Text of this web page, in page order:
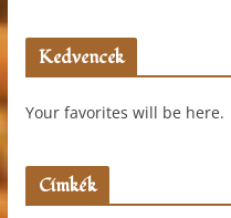
Kedvencek
Your favorites will be here.
Címkék